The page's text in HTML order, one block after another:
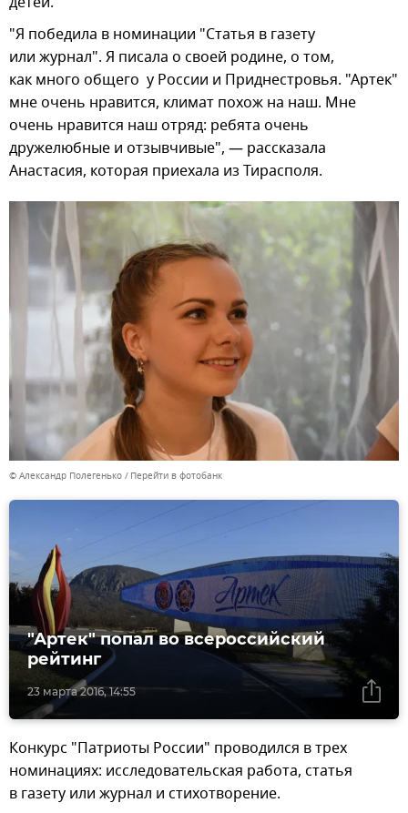
"Я победила в номинации "Статья в газету
или журнал". Я писала о своей родине, о том,
как много общего у России и Приднестровья. "Артек"
мне очень нравится, климат похож на наш. Мне
очень нравится наш отряд: ребята очень
дружелюбные и отзывчивые", — рассказала
Анастасия, которая приехала из Тирасполя.
© Александр Полегенько Перейти в фотобанк
23 марта 2016, 14:55
"Артек" попал во всероссийский
рейтинг
Конкурс "Патриоты России" проводился в трех
номинациях: исследовательская работа, статья
в газету или журнал и стихотворение.